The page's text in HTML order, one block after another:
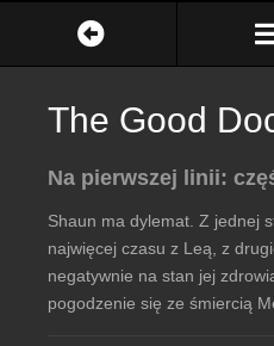
The Good
Na pierwszej linii:
Shaun ma dylemat. Z jednej
najwięcej czasu z Leą, z
negatywnie na stan jej
pogodzenie się ze śmiercią